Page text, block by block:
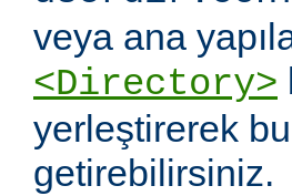
veya ana
<Directory>
yerleştirerek
getirebilirsiniz.